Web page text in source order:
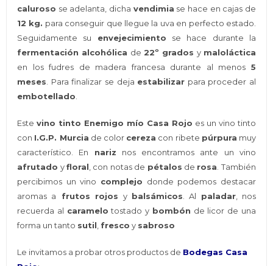
caluroso se adelanta, dicha vendimia se hace en cajas de
12 kg. para conseguir que llegue la uva en perfecto estado.
Seguidamente su envejecimiento se hace durante la
fermentación alcohólica de 22º grados y maloláctica
en los fudres de madera francesa durante al menos 5
meses. Para finalizar se deja estabilizar para proceder al
embotellado.
Estevino tinto Enemigo mío Casa Rojo es un vino tinto
con I.G.P. Murcia de color cereza con ribete púrpura muy
característico. En nariz nos encontramos ante un vino
afrutado yfloral, con notas de pétalos de rosa. También
percibimos un vino complejo donde podemos destacar
aromas a frutos rojos y balsámicos. Al paladar, nos
recuerda al caramelo tostado y bombón de licor de una
forma un tanto sutil, fresco y sabroso
Le invitamos a probar otros productos de Bodegas Casa